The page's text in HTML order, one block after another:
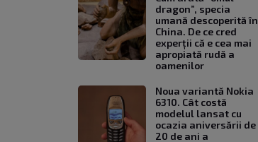
dragon”, specia
umană descoperită în
China. De ce cred
experții că e cea mai
apropiată rudă a
oamenilor
Noua variantă Nokia
6310. Cât costă
modelul lansat cu
ocazia aniversării de
20 de ani a